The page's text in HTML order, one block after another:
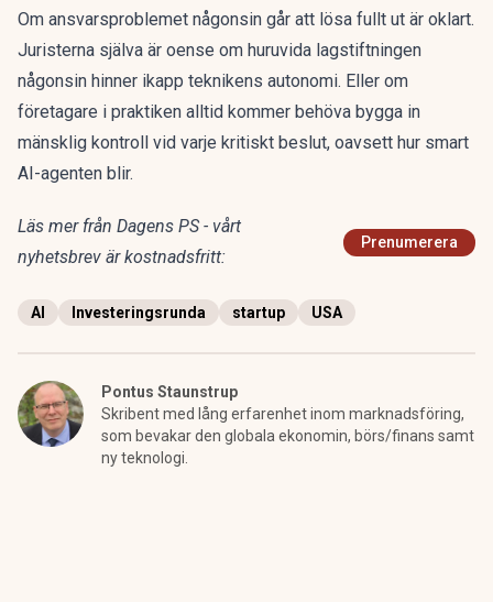
Om ansvarsproblemet någonsin går att lösa fullt ut är oklart.
Juristerna själva är oense om huruvida lagstiftningen
någonsin hinner ikapp teknikens autonomi. Eller om
företagare i praktiken alltid kommer behöva bygga in
mänsklig kontroll vid varje kritiskt beslut, oavsett hur smart
AI-agenten blir.
Läs mer från Dagens PS - vårt
nyhetsbrev är kostnadsfritt:
Prenumerera
AI Investeringsrunda startup USA
Pontus Staunstrup
Skribent med lång erfarenhet inom marknadsföring,
som bevakar den globala ekonomin, börs/finans samt
ny teknologi.